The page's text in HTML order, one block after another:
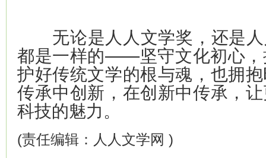
无论是人人文学奖，还是人
都是一样的——坚守文化初心，
护好传统文学的根与魂，也拥
传承中创新，在创新中传承，
科技的魅力。
(责任编辑：人人文学网 )